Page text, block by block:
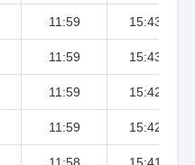
11:59 15:43
11:59 15:43
11:59 15:42
11:59 15:42
11:58 15:41